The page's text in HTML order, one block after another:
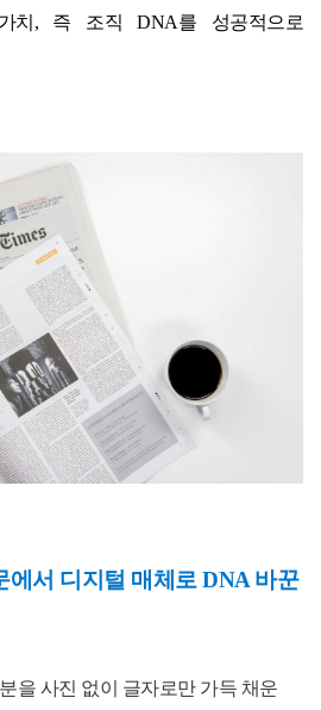
치 , 즉 조직 DNA를 성공적으로
에서 디지털 매체로DNA 바꾼
을 사진 없이 글자로만 가득 채운